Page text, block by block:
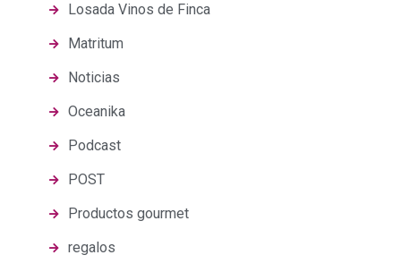
Losada Vinos de Finca
Matritum
Noticias
Oceanika
Podcast
POST
Productos gourmet
regalos